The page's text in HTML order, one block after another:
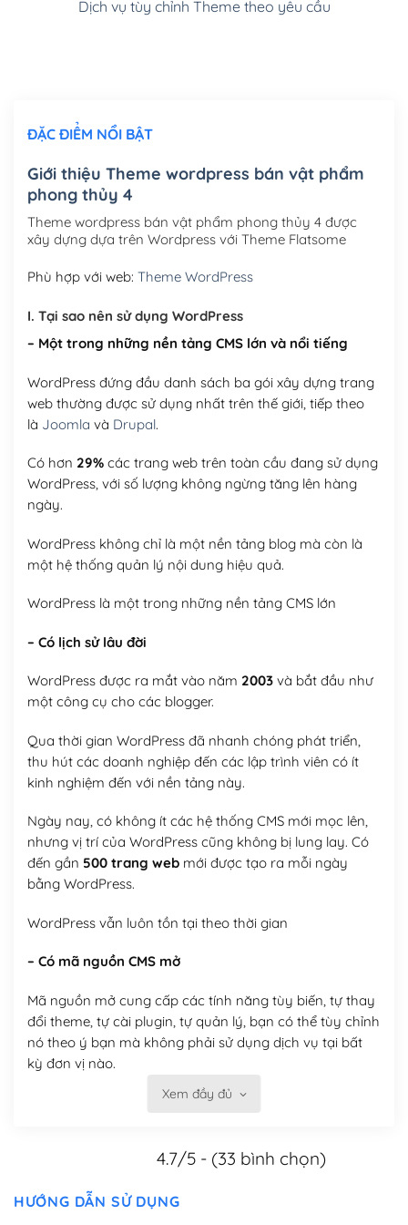
Cài đặt SMTP Mail cho site Wordpress(+100,000₫)
Mua thêm Host + Tên miền
Tên miền quốc tế .com .net .org (1 năm)(+300,000₫)
Tên miền Việt Nam .vn (1 năm)
Hosting 2GB SSD (1 năm) (+450,000₫)
Hosting 3GB SSD (1 năm)(+550,000₫)
Hosting 5GB SSD (1 năm)
Hosting 8GB SSD (1 năm) (+950,000₫)
Dịch vụ tùy chỉnh Theme theo yêu cầu
ĐẶC ĐIỂM NỔI BẬT
Giới thiệu Theme wordpress bán vật phẩm
phong thủy 4
Theme wordpress bán vật phẩm phong thủy 4 được
xây dựng dựa trên Wordpress với Theme Flatsome
Phù hợp với web: Theme WordPress
I. Tại sao nên sử dụng WordPress
– Một trong những nền tảng CMS lớn và nổi tiếng
WordPress đứng đầu danh sách ba gói xây dựng trang
web thường được sử dụng nhất trên thế giới, tiếp theo
là Joomla và Drupal.
Có hơn 29%các trang web trên toàn cầu đang sử dụng
WordPress, với số lượng không ngừng tăng lên hàng
ngày.
WordPress không chỉ là một nền tảng blog mà còn là
một hệ thống quản lý nội dung hiệu quả.
WordPress là một trong những nền tảng CMS lớn
– Có lịch sử lâu đời
WordPress được ra mắt vào năm 2003và bắt đầu như
một công cụ cho các blogger.
Qua thời gian WordPress đã nhanh chóng phát triển,
thu hút các doanh nghiệp đến các lập trình viên có ít
kinh nghiệm đến với nền tảng này.
Ngày nay, có không ít các hệ thống CMS mới mọc lên,
nhưng vị trí của WordPress cũng không bị lung lay. Có
đến gần 500 trang webmới được tạo ra mỗi ngày
bằng WordPress.
WordPress vẫn luôn tồn tại theo thời gian
– Có mã nguồn CMS mở
Mã nguồn mở cung cấp các tính năng tùy biến, tự thay
đổi theme, tự cài plugin, tự quản lý, bạn có thể tùy chỉnh
nó theo ý bạn mà không phải sử dụng dịch vụ tại bất
kỳ đơn vị nào.
Việc của bạn là đăng ký một tên miền và hosting để
Có thể tùy biến trên website WordPress
– Thân thiện với công cụ tìm kiếm
Xem đầy đủ
4.7/5 - (33 bình chọn)
HƯỚNG DẪN SỬ DỤNG